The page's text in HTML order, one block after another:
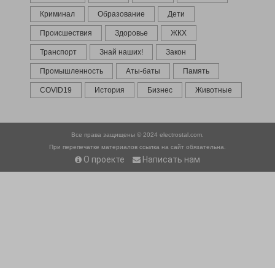
Криминал Образование Дети
Происшествия Здоровье ЖКХ
Транспорт Знай наших! Закон
Промышленность Аты-баты Память
COVID19 История Бизнес Животные
Все права защищены © 2024 electrostal.com.
При перепечатке материалов ссылка на сайт обязательна.
О проекте Написать нам